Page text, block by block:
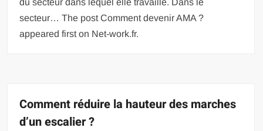
secteur… The post Comment devenir AMA ?
appeared first on Net-work.fr.
Comment réduire la hauteur des marches
d’un escalier ?